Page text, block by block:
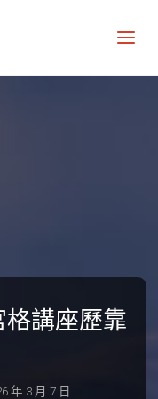
講座歷靠
年 3 月 7 日